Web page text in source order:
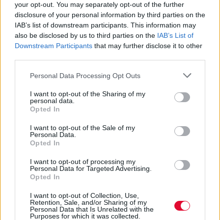
your opt-out. You may separately opt-out of the further
disclosure of your personal information by third parties on the
IAB’s list of downstream participants. This information may
also be disclosed by us to third parties on the IAB’s List of
Downstream Participants that may further disclose it to other
Personal Data Processing Opt Outs
I want to opt-out of the Sharing of my
personal data.
Opted In
I want to opt-out of the Sale of my
Personal Data.
Opted In
I want to opt-out of processing my
Personal Data for Targeted Advertising.
Opted In
I want to opt-out of Collection, Use,
Retention, Sale, and/or Sharing of my
Personal Data that Is Unrelated with the
Purposes for which it was collected.
Μουσικοί:
Θεμης Καραμουρατίδης – Πιάνο
Άρης Ζέρβας - Τσέλο
κιθάρα
Μανώλης Γιαννίκιος - Τύμπανα
Πληροφορίες για τον χώρο -
Θέατρο Βράχων Μελίνα
Μερκούρη
Είσοδος από Πλατεία Αναγνωσταρά
Τηλ.: 210 7626438, 210 7626738
Συγκοινωνία: